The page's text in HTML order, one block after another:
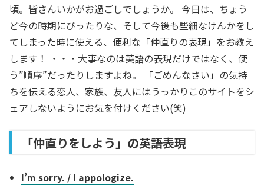
頃。皆さんいかがお過ごしでしょうか。 今日は、ちょう
ど今の時期にぴったりな、そして今後も些細なけんかをし
てしまった時に使える、便利な「仲直りの表現」をお教え
します！ ・・・大事なのは英語の表現だけではなく、使
う”順序”だったりしますよね。 「ごめんなさい」の気持
ちを伝える恋人、家族、友人にはうっかりこのサイトをシ
ェアしないようにお気を付けください(笑)
「仲直りをしよう」の英語表現
I’m sorry. / I appologize.